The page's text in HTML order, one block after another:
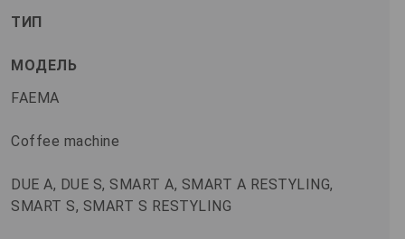
ТИП
МОДЕЛЬ
FAEMA
Coffee machine
DUE A, DUE S, SMART A, SMART A RESTYLING,
SMART S, SMART S RESTYLING